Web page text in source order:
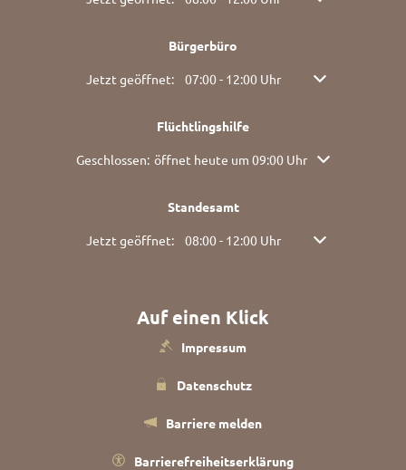
Bürgerbüro
Klicken, um weitere Öffnungs- oder Schließzeiten
Jetzt geöffnet: 07:00- 12:00Uhr Von 07:00 bis
Flüchtlingshilfe
Klicken, um weitere Öffnungs- oder Schließzeiten
Geschlossen: öffnet heute um 09:00 Uhr
Standesamt
Klicken, um weitere Öffnungs- oder Schließzeiten
Jetzt geöffnet: 08:00- 12:00Uhr Von 08:00 bis
Auf einen Klick
Impressum
Datenschutz
Barriere melden
Barrierefreiheitserklärung